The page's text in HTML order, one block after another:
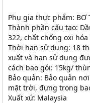
Phụ gia thực phẩm: BƠ
Thành phần cấu tạo:
322, chất chống oxi
Thời hạn sử dụng: 18
xuất và hạn sử dụng
cách bao gói: 15kg/
Bảo quản: Bảo quản
mặt trời, đựng trong
Xuất xứ: Malaysia